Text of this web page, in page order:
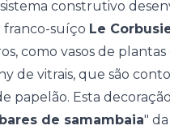
construtivo
suíço Le
como vasos de plantas
de vitrais, que são
papelão. Esta
bares de samambaia"